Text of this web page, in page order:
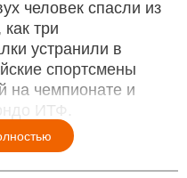
человек спасли из
три
устранили в
спортсмены
на чемпионате и
ИТФ.